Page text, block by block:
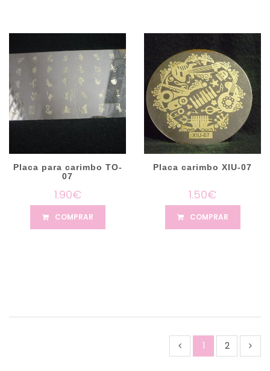
Placa para carimbo TO-
07
1.90€
COMPRAR
Placa carimbo XIU-07
1.50€
COMPRAR
1 2